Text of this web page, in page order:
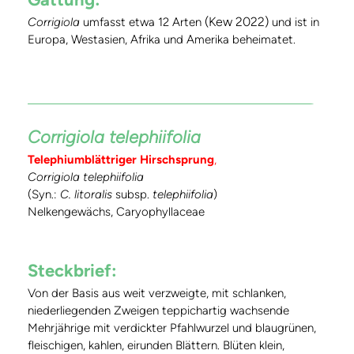
Corrigiola umfasst etwa 12 Arten (Kew 2022) und ist in
Europa, Westasien, Afrika und Amerika beheimatet.
Corrigiola telephiifolia
Telephiumblättriger Hirschsprung,
Corrigiola telephiifolia
(Syn.: C. litoralis subsp. telephiifolia)
Nelkengewächs, Caryophyllaceae
Steckbrief:
Von der Basis aus weit verzweigte, mit schlanken,
niederliegenden Zweigen teppichartig wachsende
Mehrjährige mit verdickter Pfahlwurzel und blaugrünen,
fleischigen, kahlen, eirunden Blättern. Blüten klein,